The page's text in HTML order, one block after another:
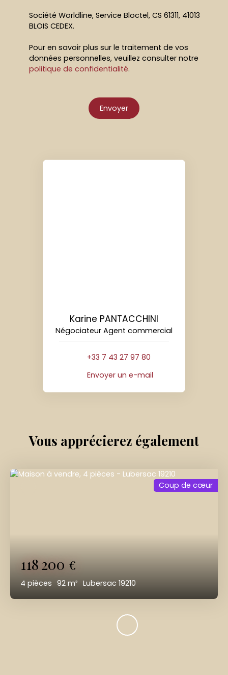
Société Worldline, Service Bloctel, CS 61311, 41013
BLOIS CEDEX.
Pour en savoir plus sur le traitement de vos
données personnelles, veuillez consulter notre
politique de confidentialité.
Envoyer
Karine PANTACCHINI
Négociateur Agent commercial
+33 7 43 27 97 80
Envoyer un e-mail
Vous apprécierez également
118 200€
4 pièces 92 m² Lubersac 19210
Coup de cœur